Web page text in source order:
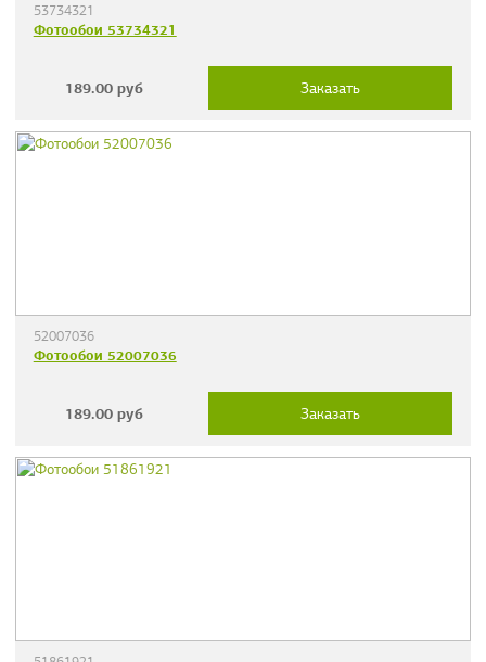
53734321
Фотообои 53734321
189.00 руб Заказать
52007036
Фотообои 52007036
189.00 руб Заказать